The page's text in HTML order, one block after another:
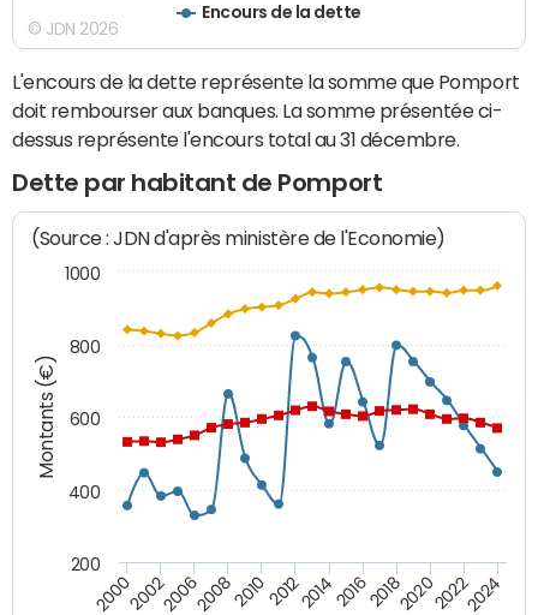
Encours de la dette
© JDN 2026
L'encours de la dette représente la somme que Pomport
doit rembourser aux banques. La somme présentée ci-
dessus représente l'encours total au 31 décembre.
Dette par habitant de Pomport
Montants (€)
(Source : JDN d'après ministère de l'Economie)
200020022006200820102012201420162018202020222024
200
400
600
800
1000